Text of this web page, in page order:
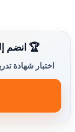
🏆 انضم
اختبار شهادة